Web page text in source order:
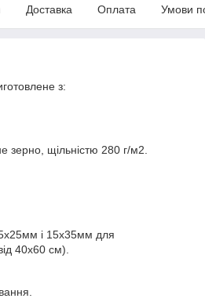
Доставка Оплата Умови
з:
зерно, щільністю 280 г/м2.
і 15х35мм для
40х60 см).